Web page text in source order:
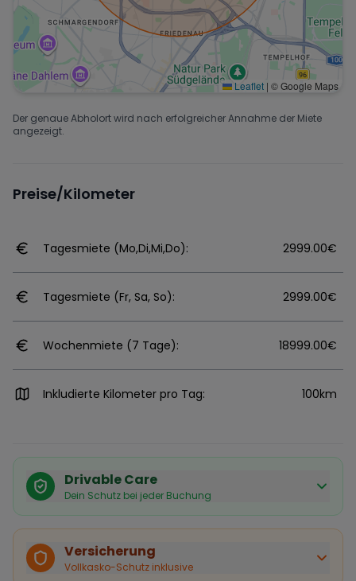
Leaflet | © Google Maps
Der genaue Abholort wird nach erfolgreicher Annahme der Miete
angezeigt.
Preise/Kilometer
Tagesmiete (Mo,Di,Mi,Do): 2999.00€
Tagesmiete (Fr, Sa, So): 2999.00€
Wochenmiete (7 Tage): 18999.00€
Inkludierte Kilometer pro Tag: 100km
Drivable Care
Dein Schutz bei jeder Buchung
Käuferschutz inklusive
Bei Stornierung durch den Vermieter erhältst du eine
vollständige Rückerstattung.
Versicherung
Vollkasko-Schutz inklusive